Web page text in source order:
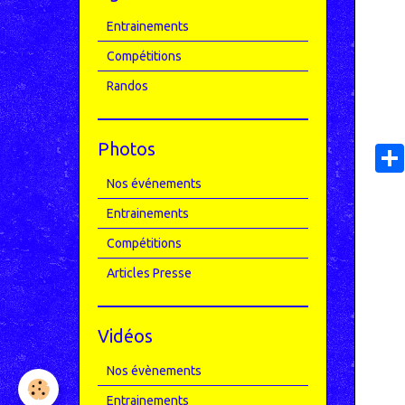
Entrainements
Compétitions
Randos
Photos
Nos événements
Entrainements
Compétitions
Articles Presse
Vidéos
Nos évènements
Entrainements